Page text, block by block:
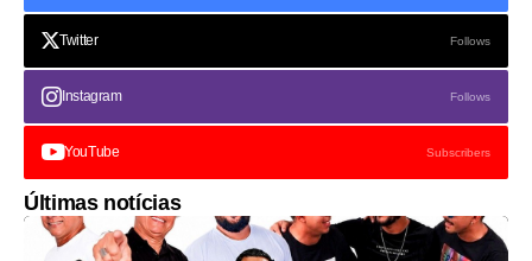
Twitter Follows
Instagram Follows
YouTube Subscribers
Últimas notícias